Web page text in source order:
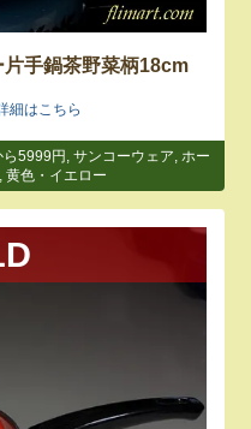
手鍋茶野菜柄18cm
細はこちら
5999円 ,サンコーウェア
ホー
,黄色・イエロー